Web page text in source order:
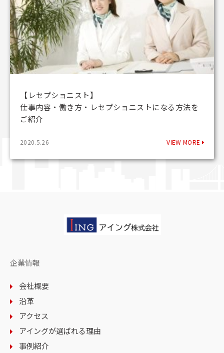
【レセプショニスト】
仕事内容・働き方・レセプショニストになる方法を
ご紹介
2020.5.26 VIEW MORE
企業情報
会社概要
沿革
アクセス
アイングが選ばれる理由
事例紹介